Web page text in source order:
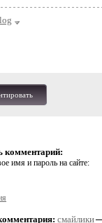
комментарий:
имя и пароль на сайте:
смайлики